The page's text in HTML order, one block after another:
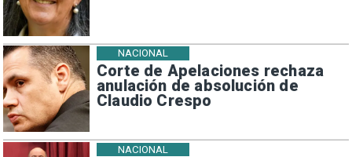
Corte de Apelaciones rechaza
anulación de absolución de
Claudio Crespo
NACIONAL
NACIONAL